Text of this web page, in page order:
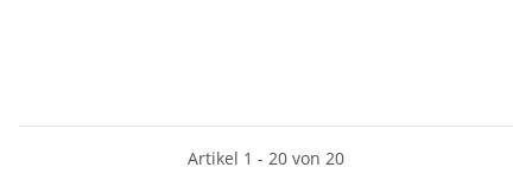
Artikel 1 - 20 von 20